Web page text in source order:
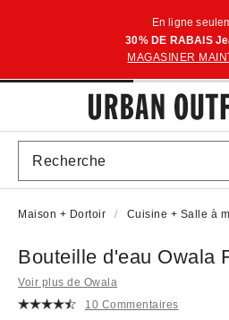
En ligne
30% DE RABAIS
MAGASINER
Maison + Dortoir Cuisine + Salle à
Bouteille d'eau Owala
Voir plus de Owala
10 Commentaires